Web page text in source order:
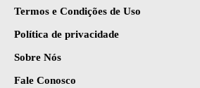
Termos e Condições de Uso
Política de privacidade
Sobre Nós
Fale Conosco